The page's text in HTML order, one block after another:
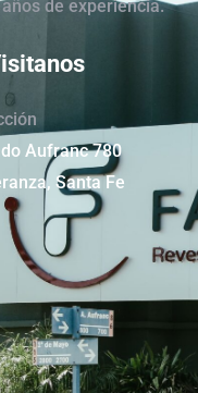
de experiencia.
Aufranc 780
Santa Fe